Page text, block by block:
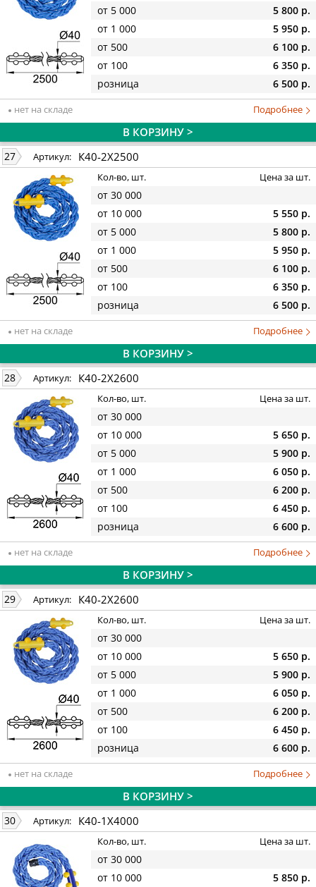
от 5 000
5 800 р.
от 1 000
5 950 р.
от 500
6 100 р.
от 100
6 350 р.
розница
6 500 р.
нет на складе Подробнее
В КОРЗИНУ >
27 Артикул: К40-2Х2500
Кол-во, шт. Цена за шт.
от 30 000
от 10 000
5 550 р.
от 5 000
5 800 р.
от 1 000
5 950 р.
от 500
6 100 р.
от 100
6 350 р.
розница
6 500 р.
нет на складе Подробнее
В КОРЗИНУ >
28 Артикул: К40-2Х2600
Кол-во, шт. Цена за шт.
от 30 000
от 10 000
5 650 р.
от 5 000
5 900 р.
от 1 000
6 050 р.
от 500
6 200 р.
от 100
6 450 р.
розница
6 600 р.
нет на складе Подробнее
В КОРЗИНУ >
29 Артикул: К40-2Х2600
Кол-во, шт. Цена за шт.
от 30 000
от 10 000
5 650 р.
от 5 000
5 900 р.
от 1 000
6 050 р.
от 500
6 200 р.
от 100
6 450 р.
розница
6 600 р.
нет на складе Подробнее
В КОРЗИНУ >
30 Артикул: К40-1Х4000
Кол-во, шт. Цена за шт.
от 30 000
от 10 000
5 850 р.